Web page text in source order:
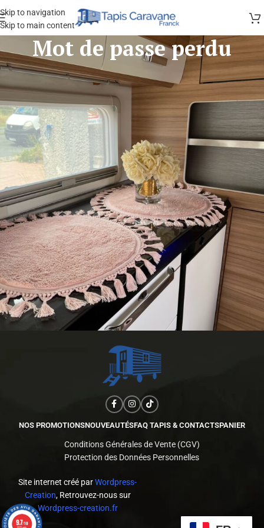
Skip to navigation
Skip to main content
Mot de passe perdu
Mot de passe perdu ? Veuillez saisir votre identifiant ou votre adresse e-
mail. Vous recevrez un lien par e-mail pour créer un nouveau mot de
passe.
Identifiant ou e-mail
RÉINITIALISATION DU MOT DE PASSE
NOS PROMOTIONSNOUVEAUTÉSFAQ TAPIS & CONTACTSPANIER
Conditions Générales de Vente (CGV)
Protection des Données Personnelles
Site internet créé parWordpress-
Creation, Retrouvez-nous sur
Wordpress-creation.fr
9.7/10